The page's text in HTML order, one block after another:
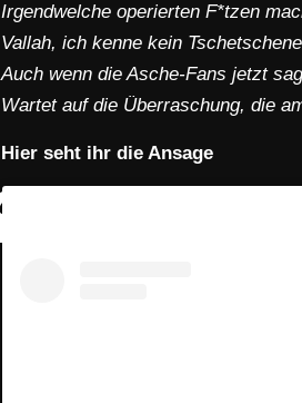
Irgendwelche operierten F*tzen
Vallah, ich kenne kein
Auch wenn die Asche-Fans jetzt
Wartet auf die Überraschung, die
Hier seht ihr die Ansage